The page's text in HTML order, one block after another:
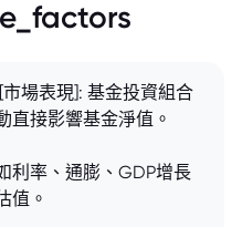
場表現]: 基金投資組合
直接影響基金淨值。
利率、通膨、GDP增長
值。